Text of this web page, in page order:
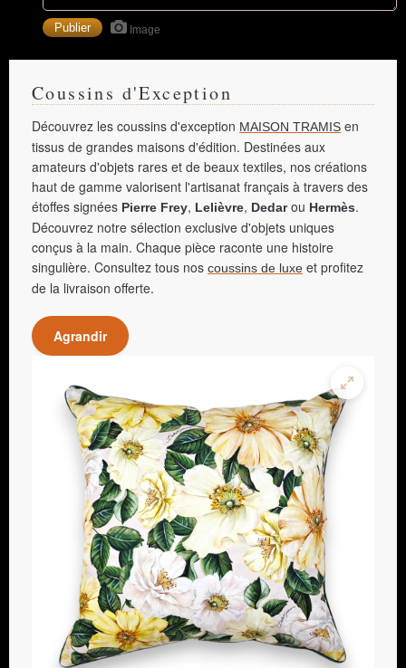
Image
Coussins d'Exception
Découvrez les coussins d'exception MAISON TRAMIS en
tissus de grandes maisons d'édition. Destinées aux
amateurs d'objets rares et de beaux textiles, nos créations
haut de gamme valorisent l'artisanat français à travers des
étoffes signées Pierre Frey, Lelièvre, Dedarou Hermès.
Découvrez notre sélection exclusive d'objets uniques
conçus à la main. Chaque pièce raconte une histoire
singulière. Consultez tous nos coussins de luxe et profitez
de la livraison offerte.
Agrandir